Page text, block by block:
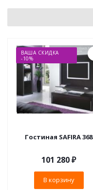
ВАША СКИДКА
-10%
Гостиная SAFIRA 368
101 280₽
В корзину